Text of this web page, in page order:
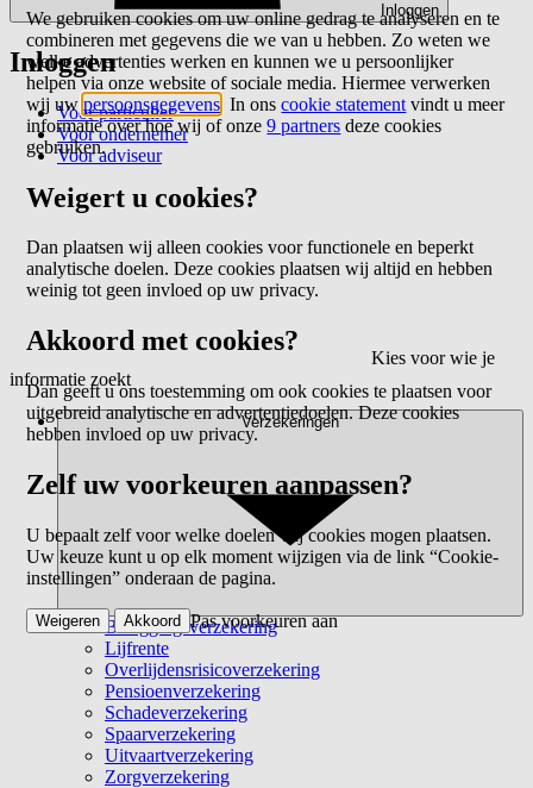
Inloggen
Inloggen
Voor particulier
Voor ondernemer
Voor adviseur
Kies voor wie je
informatie zoekt
Verzekeringen
Beleggingsverzekering
Lijfrente
Overlijdensrisicoverzekering
Pensioenverzekering
Schadeverzekering
Spaarverzekering
Uitvaartverzekering
Zorgverzekering
We gebruiken cookies om uw online gedrag te analyseren en te
combineren met gegevens die we van u hebben. Zo weten we
welke advertenties werken en kunnen we u persoonlijker
helpen via onze website of sociale media. Hiermee verwerken
wij uwpersoonsgegevens . In onscookie statement vindt u meer
informatie over hoe wij of onze9 partners deze cookies
gebruiken.
Weigert u cookies?
Dan plaatsen wij alleen cookies voor functionele en beperkt
analytische doelen. Deze cookies plaatsen wij altijd en hebben
weinig tot geen invloed op uw privacy.
Akkoord met cookies?
Dan geeft u ons toestemming om ook cookies te plaatsen voor
uitgebreid analytische en advertentiedoelen. Deze cookies
hebben invloed op uw privacy.
Zelf uw voorkeuren aanpassen?
U bepaalt zelf voor welke doelen wij cookies mogen plaatsen.
Uw keuze kunt u op elk moment wijzigen via de link “Cookie-
instellingen” onderaan de pagina.
Pas voorkeuren aan
Weigeren Akkoord